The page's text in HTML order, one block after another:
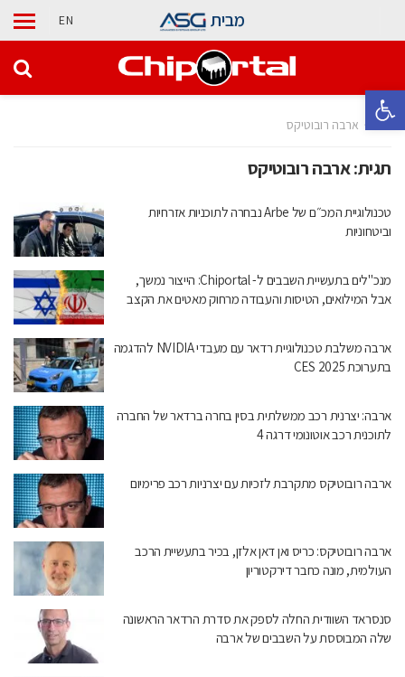
פתח סרגל נגישות
מבית EN
בית ארבה רובוטיקס
תגית:ארבה רובוטיקס
טכנולוגיית המכ״ם של Arbe נבחרה לתוכניות אזרחיות
וביטחוניות
מנכ"לים בתעשיית השבבים ל- Chiportal: הייצור נמשך,
אבל המילואים, הטיסות והעבודה מרחוק מאטים את הקצב
ארבה משלבת טכנולוגיית רדאר עם מעבדי NVIDIA להדגמה
בתערוכת CES 2025
ארבה: יצרנית רכב ממשלתית בסין בחרה ברדאר של החברה
לתוכנית רכב אוטונומי דרגה 4
ארבה רובוטיקס מתקרבת לזכיות עם יצרניות רכב פרימיום
ארבה רובוטיקס: כריס ואן דאן אלזן, בכיר בתעשיית הרכב
העולמית, מונה כחבר דירקטוריון
סנסראד השוודית החלה לספק את סדרת הרדאר הראשונה
שלה המבוססת על השבבים של ארבה